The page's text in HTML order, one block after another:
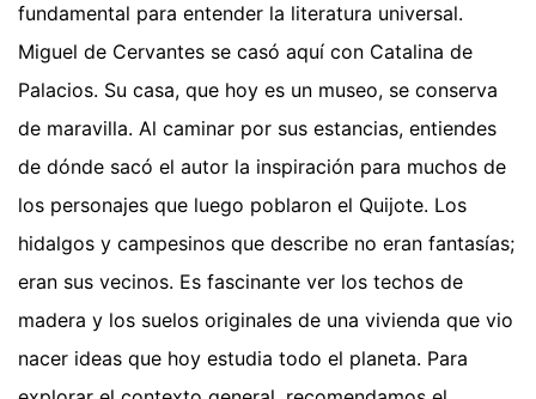
fundamental para entender la literatura universal.
Miguel de Cervantes se casó aquí con Catalina de
Palacios. Su casa, que hoy es un museo, se conserva
de maravilla. Al caminar por sus estancias, entiendes
de dónde sacó el autor la inspiración para muchos de
los personajes que luego poblaron el Quijote. Los
hidalgos y campesinos que describe no eran fantasías;
eran sus vecinos. Es fascinante ver los techos de
madera y los suelos originales de una vivienda que vio
nacer ideas que hoy estudia todo el planeta. Para